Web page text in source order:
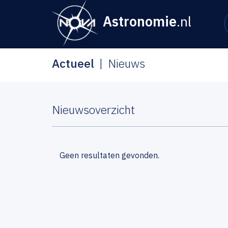
Astronomie.nl
Actueel Nieuws
Nieuwsoverzicht
Geen resultaten gevonden.